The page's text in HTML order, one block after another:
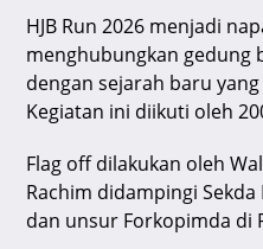
HJB Run 2026 menjadi
menghubungkan gedung
dengan sejarah baru
Kegiatan ini diikuti oleh
Flag off dilakukan oleh
Rachim didampingi
dan unsur Forkopimda di